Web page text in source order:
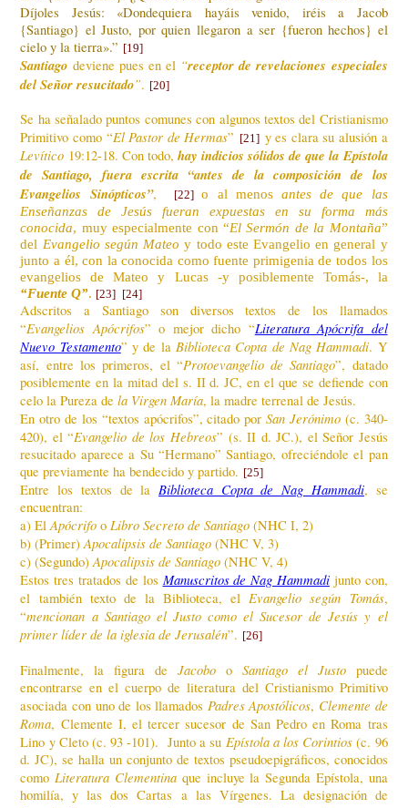
Díjoles Jesús: «Dondequiera hayáis venido, iréis a Jacob
{Santiago} el Justo, por quien llegaron a ser {fueron hechos} el
cielo y la tierra».” [19]
Santiago deviene pues en el “receptor de revelaciones especiales
del Señor resucitado”. [20]
Se ha señalado puntos comunes con algunos textos del Cristianismo
Primitivo como “El Pastor de Hermas” [21] y es clara su alusión a
Levítico 19:12-18. Con todo, hay indicios sólidos de que la Epístola
de Santiago, fuera escrita “antes de la composición de los
Evangelios Sinópticos”, [22]o al menos antes de que las
Enseñanzas de Jesús fueran expuestas en su forma más
conocida, muy especialmente con “El Sermón de la Montaña”
del Evangelio según Mateo y todo este Evangelio en general y
junto a él, con la conocida como fuente primigenia de todos los
evangelios de Mateo y Lucas -y posiblemente Tomás-, la
“Fuente Q”. [23] [24]
Adscritos a Santiago son diversos textos de los llamados
“Evangelios Apócrifos” o mejor dicho “Literatura Apócrifa del
Nuevo Testamento” y de la Biblioteca Copta de Nag Hammadi. Y
así, entre los primeros, el “Protoevangelio de Santiago”, datado
posiblemente en la mitad del s. II d. JC, en el que se defiende con
celo la Pureza dela Virgen María, la madre terrenal de Jesús.
En otro de los “textos apócrifos”, citado porSan Jerónimo(c. 340-
420), el “Evangelio de los Hebreos” (s. II d. JC.), el Señor Jesús
resucitado aparece a Su “Hermano” Santiago, ofreciéndole el pan
que previamente ha bendecido y partido. [25]
Entre los textos de la Biblioteca Copta de Nag Hammadi, se
encuentran:
a) ElApócrifo o Libro Secreto de Santiago (NHC I, 2)
b) (Primer)Apocalipsis de Santiago (NHC V, 3)
c) (Segundo)Apocalipsis de Santiago (NHC V, 4)
Estos tres tratados de los Manuscritos de Nag Hammadijunto con,
el también texto de la Biblioteca, el Evangelio según Tomás,
“mencionan a Santiago el Justo como el Sucesor de Jesús y el
primer líder de la iglesia de Jerusalén”. [26]
Finalmente, la figura deJacobo o Santiago el Justo puede
encontrarse en el cuerpo de literatura del Cristianismo Primitivo
asociada con uno de los llamados Padres Apostólicos, Clemente de
Roma, Clemente I, el tercer sucesor de San Pedro en Roma tras
Lino y Cleto (c. 93 -101). Junto a su Epístola a los Corintios (c. 96
d. JC), se halla un conjunto de textos pseudoepigráficos, conocidos
como Literatura Clementinaque incluye la Segunda Epístola, una
homilía, y las dos Cartas a las Vírgenes. La designación de